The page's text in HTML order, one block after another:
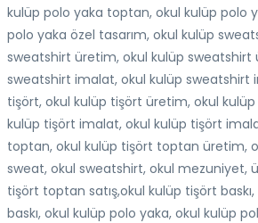
kulüp polo yaka toptan, okul kulüp polo
polo yaka özel tasarım, okul kulüp
sweatshirt üretim, okul kulüp sweatshirt
sweatshirt imalat, okul kulüp sweatshirt
tişört, okul kulüp tişört üretim, okul
kulüp tişört imalat, okul kulüp tişört
toptan, okul kulüp tişört toptan üretim,
sweat, okul sweatshirt, okul mezuniyet,
tişört toptan satış,okul kulüp tişört
baskı, okul kulüp polo yaka, okul kulüp